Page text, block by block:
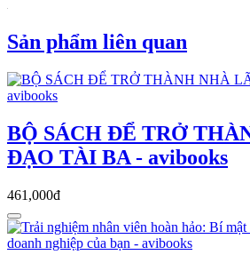
Sản phẩm liên quan
BỘ SÁCH ĐỂ TRỞ
ĐẠO TÀI BA - avibooks
461,000đ